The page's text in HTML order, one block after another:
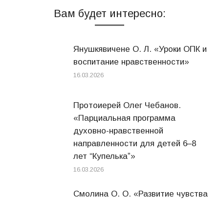
Вам будет интересно:
Янушкявичене О. Л. «Уроки ОПК и
воспитание нравственности»
16.03.2026
Протоиерей Олег Чебанов.
«Парциальная программа
духовно-нравственной
направленности для детей 6–8
лет “Купелькаˮ»
16.03.2026
Смолина О. О. «Развитие чувства